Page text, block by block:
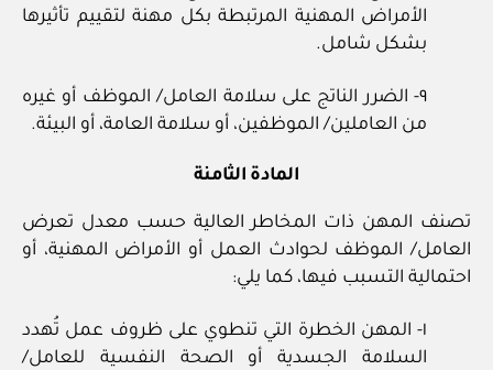
الأمراض المهنية المرتبطة بكل مهنة لتقييم تأثيرها
بشكل شامل.
٩- الضرر الناتج على سلامة العامل/ الموظف أو غيره
من العاملين/ الموظفين، أو سلامة العامة، أو البيئة.
المادة الثامنة
تصنف المهن ذات المخاطر العالية حسب معدل تعرض
العامل/ الموظف لحوادث العمل أو الأمراض المهنية، أو
احتمالية التسبب فيها، كما يلي:
١- المهن الخطرة التي تنطوي على ظروف عمل تُهدد
السلامة الجسدية أو الصحة النفسية للعامل/